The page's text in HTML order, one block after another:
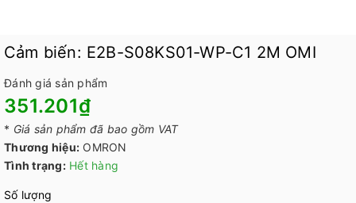
Cảm biến: E2B-S08KS01-WP-C1 2M OMI
Đánh giá sản phẩm
351.201₫
* Giá sản phẩm đã bao gồm VAT
Thương hiệu: OMRON
Tình trạng: Hết hàng
Số lượng